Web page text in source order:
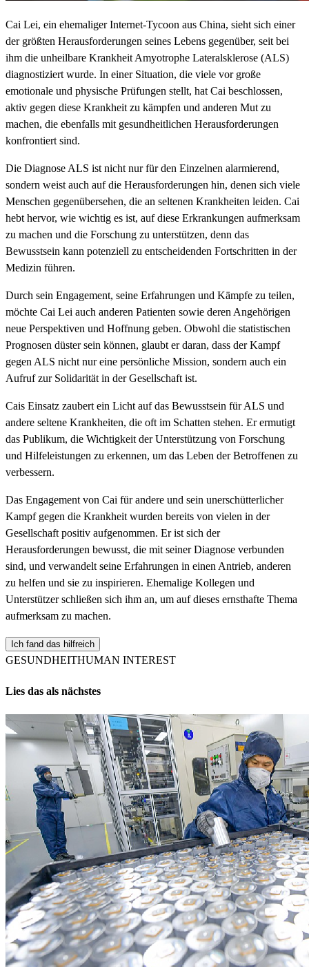
Cai Lei, ein ehemaliger Internet-Tycoon aus China, sieht sich einer
der größten Herausforderungen seines Lebens gegenüber, seit bei
ihm die unheilbare Krankheit Amyotrophe Lateralsklerose (ALS)
diagnostiziert wurde. In einer Situation, die viele vor große
emotionale und physische Prüfungen stellt, hat Cai beschlossen,
aktiv gegen diese Krankheit zu kämpfen und anderen Mut zu
machen, die ebenfalls mit gesundheitlichen Herausforderungen
konfrontiert sind.
Die Diagnose ALS ist nicht nur für den Einzelnen alarmierend,
sondern weist auch auf die Herausforderungen hin, denen sich viele
Menschen gegenübersehen, die an seltenen Krankheiten leiden. Cai
hebt hervor, wie wichtig es ist, auf diese Erkrankungen aufmerksam
zu machen und die Forschung zu unterstützen, denn das
Bewusstsein kann potenziell zu entscheidenden Fortschritten in der
Medizin führen.
Durch sein Engagement, seine Erfahrungen und Kämpfe zu teilen,
möchte Cai Lei auch anderen Patienten sowie deren Angehörigen
neue Perspektiven und Hoffnung geben. Obwohl die statistischen
Prognosen düster sein können, glaubt er daran, dass der Kampf
gegen ALS nicht nur eine persönliche Mission, sondern auch ein
Aufruf zur Solidarität in der Gesellschaft ist.
Cais Einsatz zaubert ein Licht auf das Bewusstsein für ALS und
andere seltene Krankheiten, die oft im Schatten stehen. Er ermutigt
das Publikum, die Wichtigkeit der Unterstützung von Forschung
und Hilfeleistungen zu erkennen, um das Leben der Betroffenen zu
verbessern.
Das Engagement von Cai für andere und sein unerschütterlicher
Kampf gegen die Krankheit wurden bereits von vielen in der
Gesellschaft positiv aufgenommen. Er ist sich der
Herausforderungen bewusst, die mit seiner Diagnose verbunden
sind, und verwandelt seine Erfahrungen in einen Antrieb, anderen
zu helfen und sie zu inspirieren. Ehemalige Kollegen und
Unterstützer schließen sich ihm an, um auf dieses ernsthafte Thema
aufmerksam zu machen.
Ich fand das hilfreich
GESUNDHEITHUMAN INTEREST
Lies das als nächstes